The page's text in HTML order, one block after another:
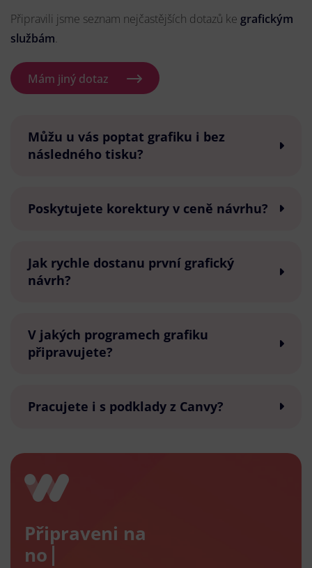
Připravili jsme seznam nejčastějších dotazů ke grafickým
službám.
Mám jiný dotaz
Můžu u vás poptat grafiku i bez
následného tisku?
Poskytujete korektury v ceně návrhu?
Jak rychle dostanu první grafický
návrh?
V jakých programech grafiku
připravujete?
Pracujete i s podklady z Canvy?
Připraveni na
nový e-